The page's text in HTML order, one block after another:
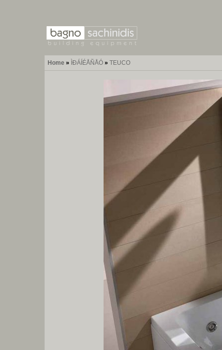
Home » ÌÐÁÍÉÅÑÅÓ » TEUCO